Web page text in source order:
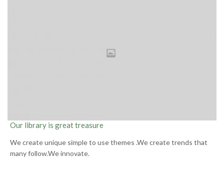
Our library is great treasure
We create unique simple to use themes .We create trends that
many follow.We innovate.